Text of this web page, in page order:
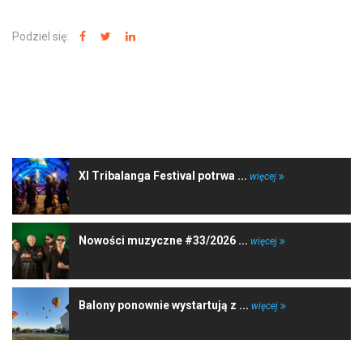
Podziel się:
XI Tribalanga Festival potrwa ... więcej
Nowości muzyczne #33/2026 ... więcej
Balony ponownie wystartują z ... więcej